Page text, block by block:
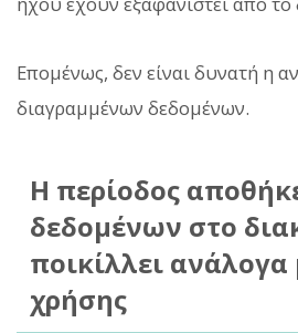
Επομένως, δεν είναι δυνατή η
διαγραμμένων δεδομένων.
Η περίοδος
δεδομένων στο
ποικίλλει ανάλογα
χρήσης